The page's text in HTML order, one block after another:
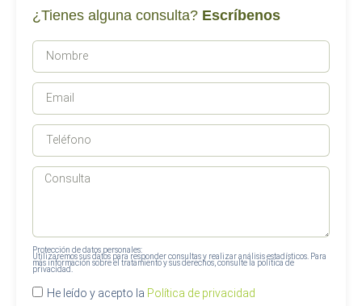
¿Tienes alguna consulta? Escríbenos
Protección de datos personales:
Utilizaremos sus datos para responder consultas y realizar análisis estadísticos. Para
más información sobre el tratamiento y sus derechos, consulte la política de
privacidad.
He leído y acepto la Política de privacidad